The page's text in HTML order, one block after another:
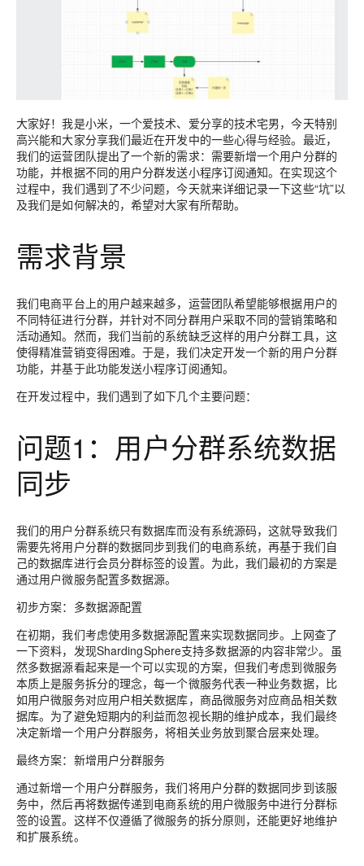
大家好！我是小米，一个爱技术、爱分享的技术宅男，今天特别
高兴能和大家分享我们最近在开发中的一些心得与经验。最近，
我们的运营团队提出了一个新的需求：需要新增一个用户分群的
功能，并根据不同的用户分群发送小程序订阅通知。在实现这个
过程中，我们遇到了不少问题，今天就来详细记录一下这些“坑”以
及我们是如何解决的，希望对大家有所帮助。
需求背景
我们电商平台上的用户越来越多，运营团队希望能够根据用户的
不同特征进行分群，并针对不同分群用户采取不同的营销策略和
活动通知。然而，我们当前的系统缺乏这样的用户分群工具，这
使得精准营销变得困难。于是，我们决定开发一个新的用户分群
功能，并基于此功能发送小程序订阅通知。
在开发过程中，我们遇到了如下几个主要问题：
问题1：用户分群系统数据
同步
我们的用户分群系统只有数据库而没有系统源码，这就导致我们
需要先将用户分群的数据同步到我们的电商系统，再基于我们自
己的数据库进行会员分群标签的设置。为此，我们最初的方案是
通过用户微服务配置多数据源。
初步方案：多数据源配置
在初期，我们考虑使用多数据源配置来实现数据同步。上网查了
一下资料，发现ShardingSphere支持多数据源的内容非常少。虽
然多数据源看起来是一个可以实现的方案，但我们考虑到微服务
本质上是服务拆分的理念，每一个微服务代表一种业务数据，比
如用户微服务对应用户相关数据库，商品微服务对应商品相关数
据库。为了避免短期内的利益而忽视长期的维护成本，我们最终
决定新增一个用户分群服务，将相关业务放到聚合层来处理。
最终方案：新增用户分群服务
通过新增一个用户分群服务，我们将用户分群的数据同步到该服
务中，然后再将数据传递到电商系统的用户微服务中进行分群标
签的设置。这样不仅遵循了微服务的拆分原则，还能更好地维护
和扩展系统。